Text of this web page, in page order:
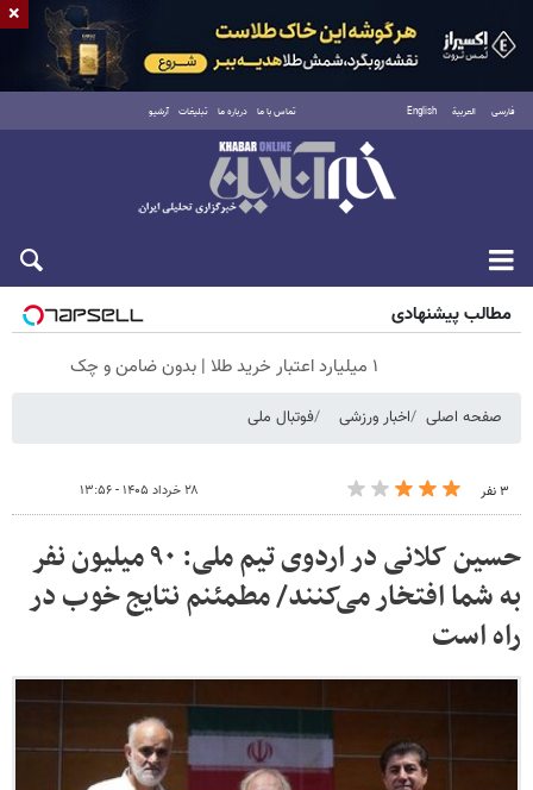
فارسی العربية English تماس با ما درباره ما تبلیغات آرشیو
شنبه ۱۷ مرداد ۱۴۰۵
مطالب پیشنهادی
۱ میلیارد اعتبار خرید طلا | بدون ضامن و چک
صفحه اصلی اخبار ورزشی فوتبال ملی
۳ نفر ۲۸ خرداد ۱۴۰۵ - ۱۳:۵۶
حسین کلانی در اردوی تیم ملی: ٩٠ میلیون نفر
به شما افتخار می‌کنند/ مطمئنم نتایج خوب در
راه است
×